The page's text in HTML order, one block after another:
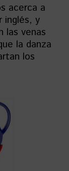
acerca a
y
las venas
la danza
los